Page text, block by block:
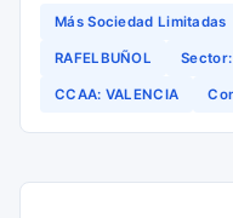
Más Sociedad Limitadas
RAFELBUÑOL
CCAA: VALENCIA